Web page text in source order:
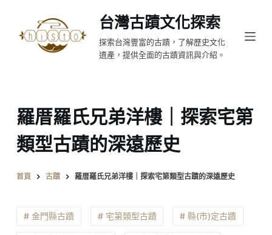
至
台灣古蹟文化探索
探索台灣豐富的古蹟，了解歷史文化
遺產，提供全面的古蹟資訊與介紹。
羅厝羅氏兄弟洋樓｜探索宅第
類型古蹟的深遠歷史
首頁 古蹟 羅厝羅氏兄弟洋樓｜探索宅第類型古蹟的深遠歷史
# 金門縣古蹟 # 宅第類型古蹟 # 縣(市)定古蹟